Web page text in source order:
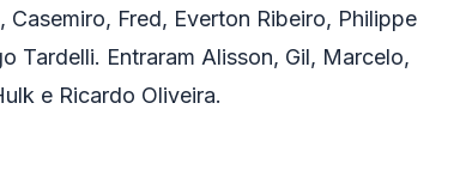
Fred, Everton Ribeiro, Philippe
Tardelli. Entraram Alisson, Gil, Marcelo,
e Ricardo Oliveira.